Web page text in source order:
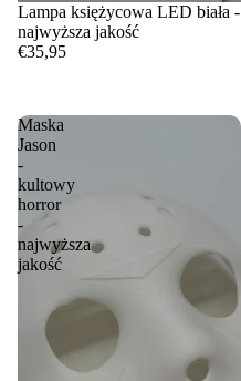
Lampa księżycowa LED biała -
najwyższa jakość
€35,95
Maska
Jason
-
kultowy
horror
-
najwyższa
jakość